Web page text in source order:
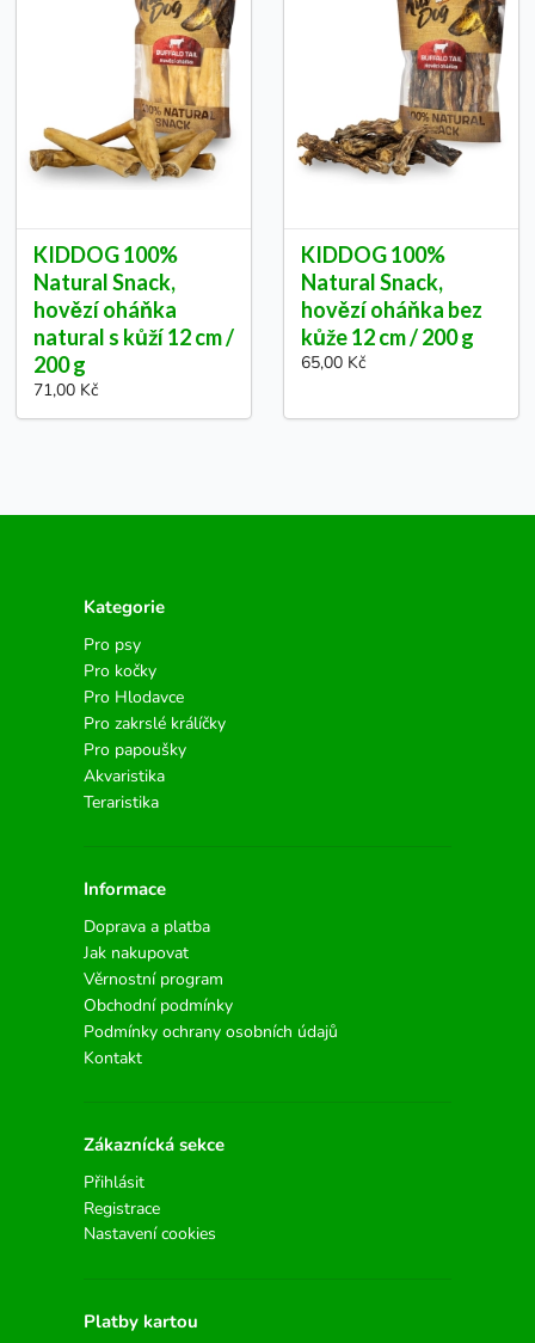
KIDDOG 100%
Natural Snack,
hovězí oháňka
natural s kůží 12 cm /
200 g
71,00 Kč
KIDDOG 100%
Natural Snack,
hovězí oháňka bez
kůže 12 cm / 200 g
65,00 Kč
Kategorie
Pro psy
Pro kočky
Pro Hlodavce
Pro zakrslé králíčky
Pro papoušky
Akvaristika
Teraristika
Informace
Doprava a platba
Jak nakupovat
Věrnostní program
Obchodní podmínky
Podmínky ochrany osobních údajů
Kontakt
Zákaznícká sekce
Přihlásit
Registrace
Nastavení cookies
Platby kartou